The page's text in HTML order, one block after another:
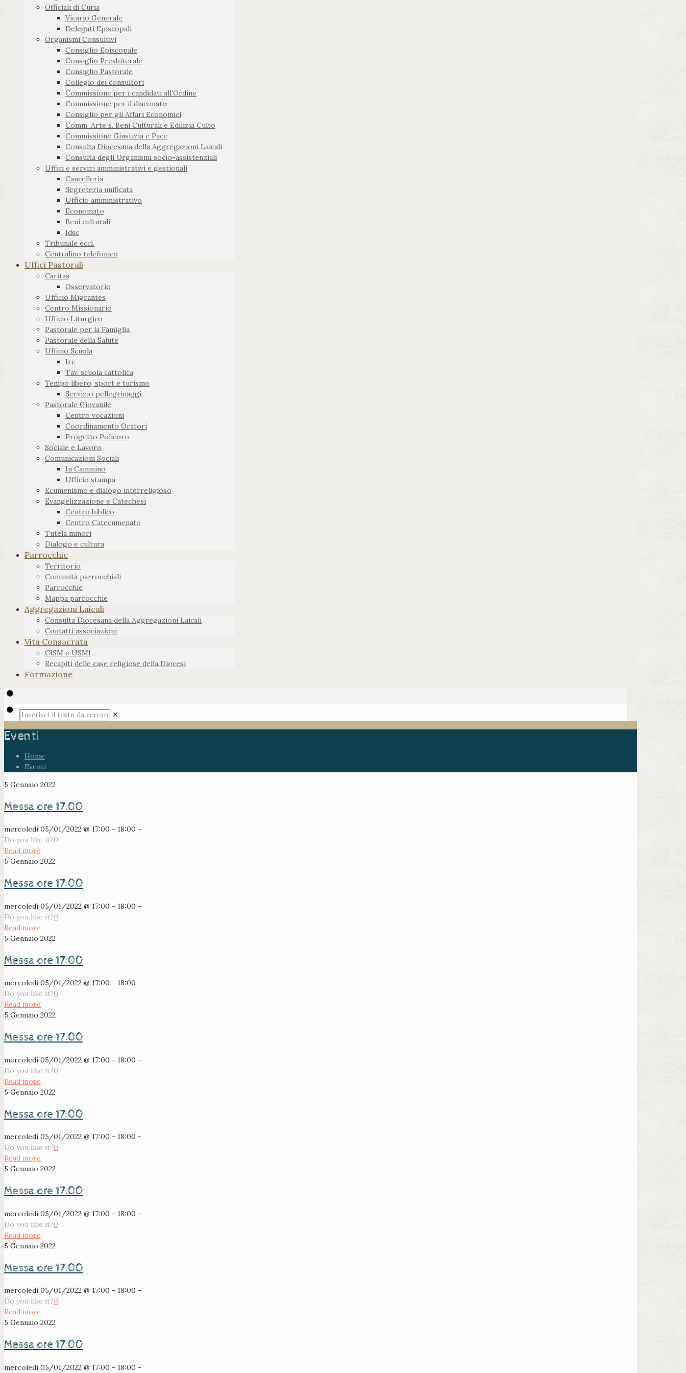
Officiali di Curia
Vicario Generale
Delegati Episcopali
Organismi Consultivi
Consiglio Episcopale
Consiglio Presbiterale
Consiglio Pastorale
Collegio dei consultori
Commissione per i candidati all’Ordine
Commissione per il diaconato
Consiglio per gli Affari Economici
Comm. Arte s. Beni Culturali e Edilizia Culto
Commissione Giustizia e Pace
Consulta Diocesana della Aggregazioni Laicali
Consulta degli Organismi socio-assistenziali
Uffici e servizi amministrativi e gestionali
Cancelleria
Segreteria unificata
Ufficio amministrativo
Economato
Beni culturali
Idsc
Tribunale eccl.
Centralino telefonico
Uffici Pastorali
Caritas
Osservatorio
Ufficio Migrantes
Centro Missionario
Ufficio Liturgico
Pastorale per la Famiglia
Pastorale della Salute
Ufficio Scuola
Irc
Tav. scuola cattolica
Tempo libero, sport e turismo
Servizio pellegrinaggi
Pastorale Giovanile
Centro vocazioni
Coordinamento Oratori
Progetto Policoro
Sociale e Lavoro
Comunicazioni Sociali
In Cammino
Ufficio stampa
Ecumenismo e dialogo interreligioso
Evangelizzazione e Catechesi
Centro biblico
Centro Catecumenato
Tutela minori
Dialogo e cultura
Parrocchie
Territorio
Comunità parrocchiali
Parrocchie
Mappa parrocchie
Aggregazioni Laicali
Consulta Diocesana della Aggregazioni Laicali
Contatti associazioni
Vita Consacrata
CISM e USMI
Recapiti delle case religiose della Diocesi
Formazione
✕
Eventi
Home
Eventi
5 Gennaio 2022
Messa ore 17:00
mercoledì 05/01/2022 @ 17:00 - 18:00 -
Do you like it?0
Read more
5 Gennaio 2022
Messa ore 17:00
mercoledì 05/01/2022 @ 17:00 - 18:00 -
Do you like it?0
Read more
5 Gennaio 2022
Messa ore 17:00
mercoledì 05/01/2022 @ 17:00 - 18:00 -
Do you like it?0
Read more
5 Gennaio 2022
Messa ore 17:00
mercoledì 05/01/2022 @ 17:00 - 18:00 -
Do you like it?0
Read more
5 Gennaio 2022
Messa ore 17:00
mercoledì 05/01/2022 @ 17:00 - 18:00 -
Do you like it?0
Read more
5 Gennaio 2022
Messa ore 17:00
mercoledì 05/01/2022 @ 17:00 - 18:00 -
Do you like it?0
Read more
5 Gennaio 2022
Messa ore 17:00
mercoledì 05/01/2022 @ 17:00 - 18:00 -
Do you like it?0
Read more
5 Gennaio 2022
Messa ore 17:00
mercoledì 05/01/2022 @ 17:00 - 18:00 -